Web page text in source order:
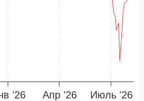
'26 Апр '26 Июль '26